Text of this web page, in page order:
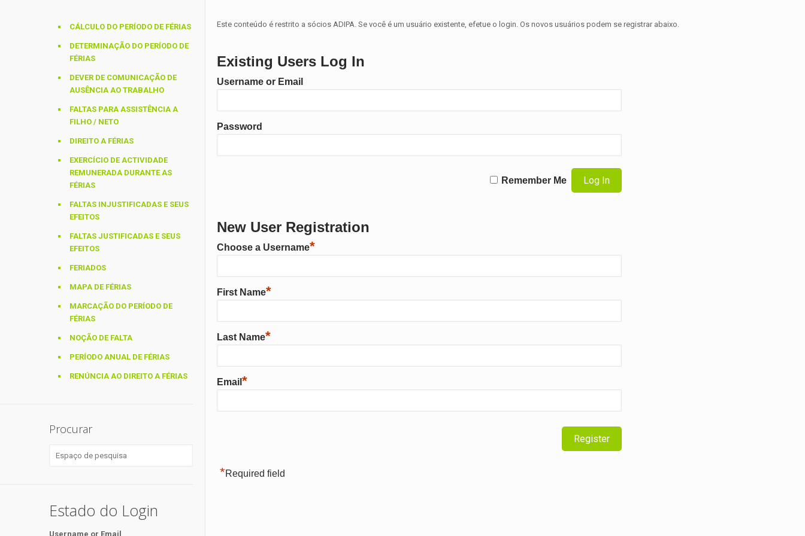
Este conteúdo é restrito a sócios ADIPA. Se você é um usuário existente, efetue o login. Os novos usuários podem se registrar abaixo.
Existing Users Log In
Username or Email
Password
Remember Me
New User Registration
Choose a Username*
First Name*
Last Name*
Email *
*Required field
CÁLCULO DO PERÍODO DE FÉRIAS
DETERMINAÇÃO DO PERÍODO DE
FÉRIAS
DEVER DE COMUNICAÇÃO DE
AUSÊNCIA AO TRABALHO
FALTAS PARA ASSISTÊNCIA A
FILHO / NETO
DIREITO A FÉRIAS
EXERCÍCIO DE ACTIVIDADE
REMUNERADA DURANTE AS
FÉRIAS
FALTAS INJUSTIFICADAS E SEUS
EFEITOS
FALTAS JUSTIFICADAS E SEUS
EFEITOS
FERIADOS
MAPA DE FÉRIAS
MARCAÇÃO DO PERÍODO DE
FÉRIAS
NOÇÃO DE FALTA
PERÍODO ANUAL DE FÉRIAS
RENÚNCIA AO DIREITO A FÉRIAS
Procurar
Estado do Login
Username or Email